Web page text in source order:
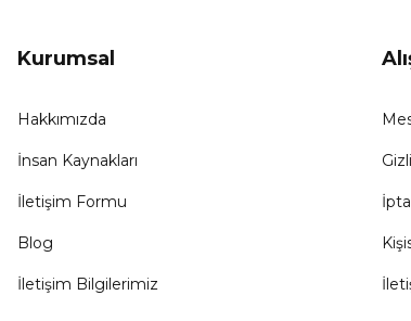
Kurumsal
Hakkımızda
İnsan Kaynakları
İletişim Formu
Blog
İletişim Bilgilerimiz